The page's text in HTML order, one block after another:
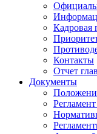
Кадровая
Контакты
Отчет
Документы